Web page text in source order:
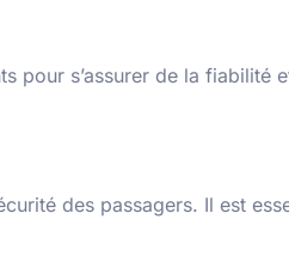
pour s’assurer de la fiabilité
des passagers. Il est